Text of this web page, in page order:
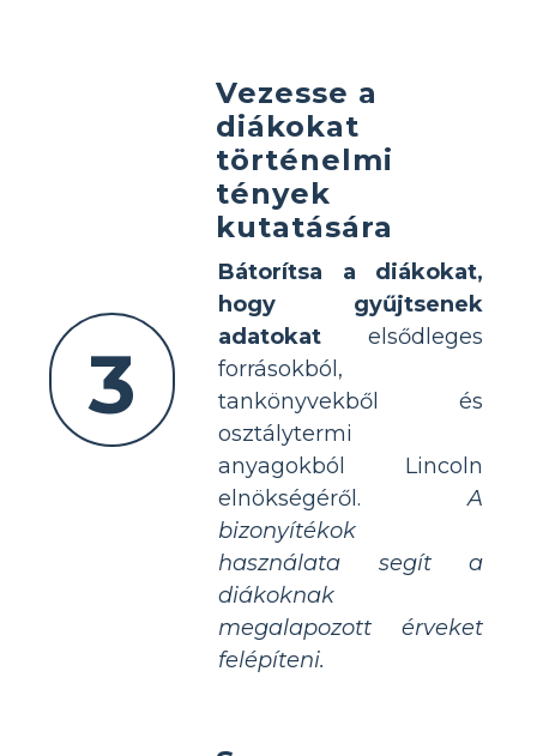
3
Vezesse a
diákokat
történelmi
tények
kutatására
Bátorítsa a diákokat,
hogy gyűjtsenek
adatokat elsődleges
forrásokból,
tankönyvekből és
osztálytermi
anyagokból Lincoln
elnökségéről.A
bizonyítékok
használata segít a
diákoknak
megalapozott érveket
felépíteni.